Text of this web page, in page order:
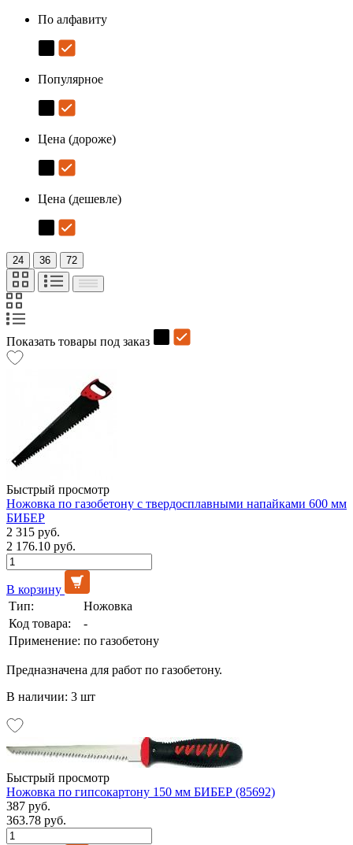
По алфавиту
Популярное
Цена (дороже)
Цена (дешевле)
24 36 72
Показать товары под заказ
Быстрый просмотр
Ножовка по газобетону с твердосплавными напайками 600 мм
БИБЕР
2 315 руб.
2 176.10 руб.
В корзину
Тип:
Ножовка
Код товара:
-
Применение: по газобетону
Предназначена для работ по газобетону.
В наличии: 3 шт
Быстрый просмотр
Ножовка по гипсокартону 150 мм БИБЕР (85692)
387 руб.
363.78 руб.